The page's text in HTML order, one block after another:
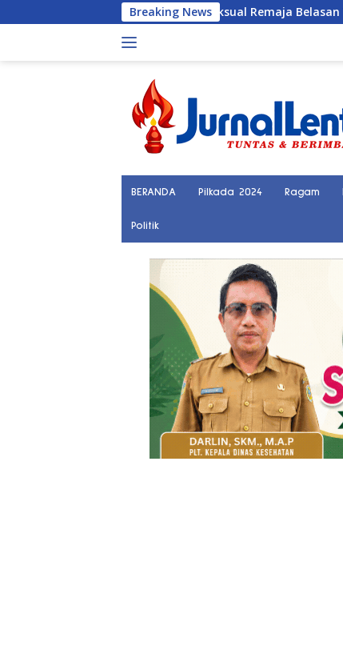
ke
Breaking News
Pelecehan Seksual Remaja Belasan Tahun di Banggai
BERANDA Pilkada 2024 Ragam
Politik